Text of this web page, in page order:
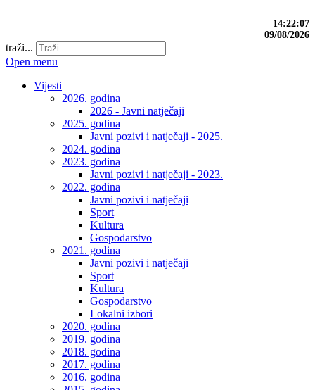
14:22:07
09/08/2026
traži...
Open menu
Vijesti
2026. godina
2026 - Javni natječaji
2025. godina
Javni pozivi i natječaji - 2025.
2024. godina
2023. godina
Javni pozivi i natječaji - 2023.
2022. godina
Javni pozivi i natječaji
Sport
Kultura
Gospodarstvo
2021. godina
Javni pozivi i natječaji
Sport
Kultura
Gospodarstvo
Lokalni izbori
2020. godina
2019. godina
2018. godina
2017. godina
2016. godina